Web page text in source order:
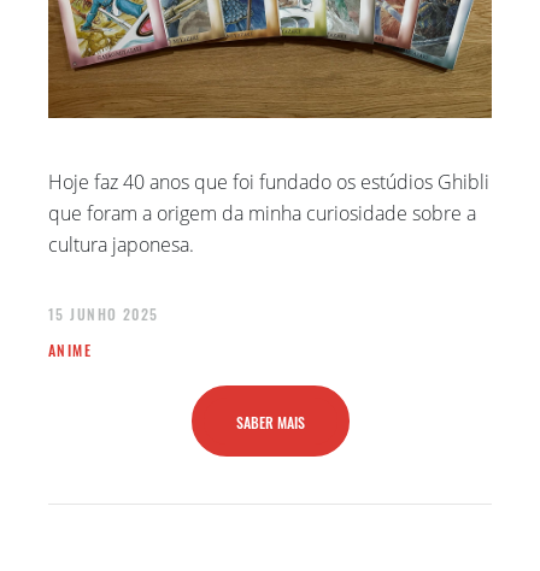
Hoje faz 40 anos que foi fundado os estúdios Ghibli
que foram a origem da minha curiosidade sobre a
cultura japonesa.
15 JUNHO 2025
ANIME
SABER MAIS